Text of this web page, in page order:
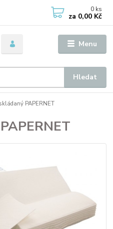
Menu
Hledat
0 ks
za 0,00 Kč
PAPERNET